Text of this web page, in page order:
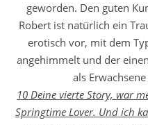
geworden. Den guten
Robert ist natürlich ein
erotisch vor, mit dem
angehimmelt und der
als
10 Deine vierte Story, war
Springtime Lover. Und ich